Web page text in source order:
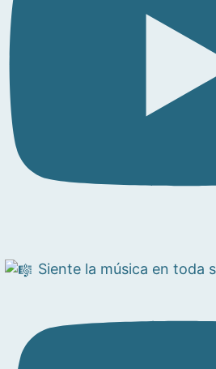
Siente la música en toda